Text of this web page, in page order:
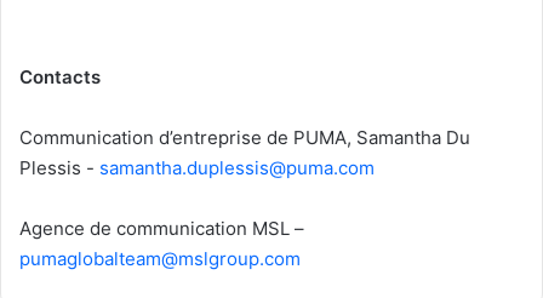
Contacts
Communication d’entreprise de PUMA, Samantha Du
Plessis - samantha.duplessis@puma.com
Agence de communication MSL –
pumaglobalteam@mslgroup.com